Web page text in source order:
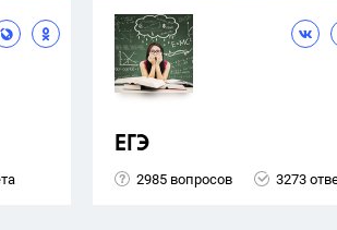
ЕГЭ
2985 вопросов 3273